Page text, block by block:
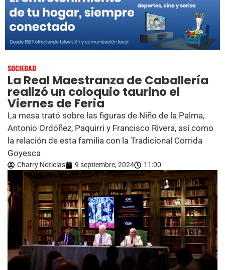
SOCIEDAD
La Real Maestranza de Caballería
realizó un coloquio taurino el
Viernes de Feria
La mesa trató sobre las figuras de Niño de la Palma,
Antonio Ordóñez, Paquirri y Francisco Rivera, así como
la relación de esta familia con la Tradicional Corrida
Goyesca
Charry Noticias 9 septiembre, 2024 11:00